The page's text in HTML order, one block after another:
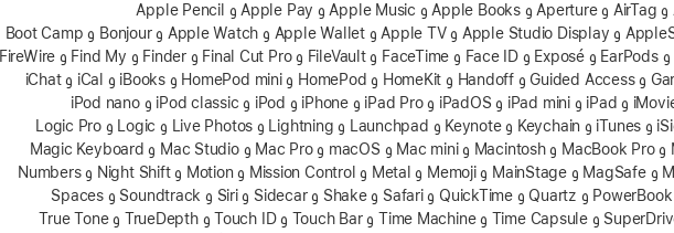
و AirPort Time Capsule و AirPrint و AirTag و Aperture و Apple Books و Apple Music و Apple Pay و Apple Pencil
و Apple Pro Display XDR و AppleScript و Apple Studio Display و Apple TV و Apple Wallet و Apple Watch و Bonjour و Boot Camp
و Carbon و CarPlay و ColorSync و EarPods و Exposé و Face ID و FaceTime و FileVault و Final Cut Pro و Finder و Find My و FireWire
و Flyover و Freeform و GarageBand و Guided Access و Handoff و HomeKit و HomePod و HomePod mini و iBooks و iCal و iChat
و iMac و iMac Pro و iMessage و iMovie و iPad و iPad mini و iPadOS و iPad Pro و iPhone و iPod و iPod classic و iPod nano
و iPod shuffle و iPod touch و iSight و iTunes و Keychain و Keynote و Launchpad و Lightning و Live Photos و Logic و Logic Pro
و Mac و MacBook و MacBook Air و MacBook Pro و Macintosh و Mac mini و macOS و Mac Pro و Mac Studio و Magic Keyboard
و Magic Mouse و Magic Trackpad و MagSafe و MainStage و Memoji و Metal و Mission Control و Motion و Night Shift و Numbers
و OS X و Pages و Photo Booth و PowerBook و Quartz و QuickTime و Safari و Shake و Sidecar و Siri و Soundtrack و Spaces
و Spotlight و Stage Manager و SuperDrive و Time Capsule و Time Machine و Touch Bar و Touch ID و TrueDepth و True Tone